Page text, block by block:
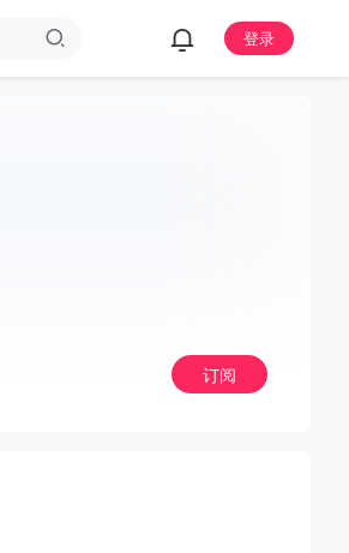
登录
订阅